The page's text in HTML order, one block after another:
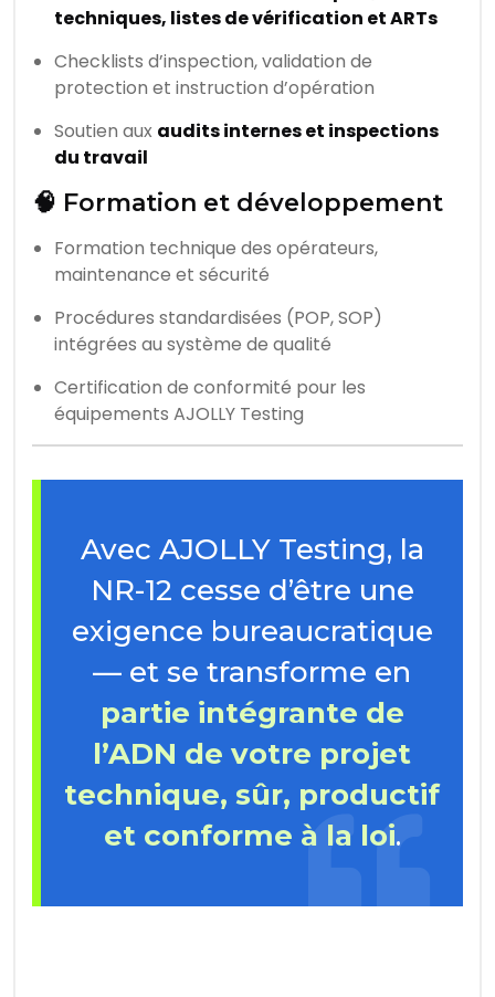
techniques, listes de vérification et ARTs
Checklists d’inspection, validation de
protection et instruction d’opération
Soutien aux audits internes et inspections
du travail
🧠 Formation et développement
Formation technique des opérateurs,
maintenance et sécurité
Procédures standardisées (POP, SOP)
intégrées au système de qualité
Certification de conformité pour les
équipements AJOLLY Testing
Avec AJOLLY Testing, la
NR-12 cesse d’être une
exigence bureaucratique
— et se transforme en
partie intégrante de
l’ADN de votre projet
technique, sûr, productif
et conforme à la loi.